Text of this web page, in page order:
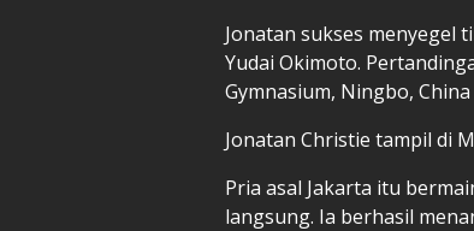
Jonatan sukses menyegel
Yudai Okimoto.
Gymnasium, Ningbo,
Jonatan Christie tampil di
Pria asal Jakarta itu
langsung. Ia berhasil